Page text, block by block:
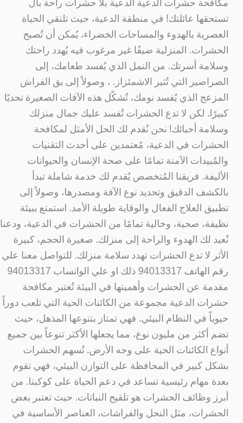
مكافحة حشرات الدعية الدعية بلا حشرات راحة بال
تستحقها عائلتك! في منطقة الدعية، حيث تلتقي الحياة
العصرية بالهدوء والمساحات الخضراء، يُمكن أن تُصبح
الحشرات. المنزلية ضيفًا غير مرغوب فيه يُهدد راحتك
وسلامة أسرتك. من النمل الذي يُفسد طعامك، إلى
الصراصير التي تُثير الاشمئزاز. ، وصولاً إلى بق الفراش
المزعج الذي يُفسد نومك، تُشكّل هذه الآفات الصغيرة تحديًا
كبيرًا. لكن لا تدع الحشرات تُفسد عليك جمال منزلك
وسلامة أحبائك! نحن نُقدم لك الحل الأمثل لمكافحة
الحشرات في الدعية، مُعتمدين على أحدث التقنيات
والمُبيدات الآمنة تمامًا على صحة الإنسان والحيوانات
الأليفة. فريقنا المُتخصص يُقدم لك خدمة شاملة تبدأ
بالكشف الدقيق وتحديد نوع الآفة ومصدرها، وصولاً إلى
تطبيق العلاج الفعال والوقاية طويلة الأمد. استمتع ببيئة
نظيفة، صحية، وخالية تمامًا من الحشرات في الدعية، ودعنا
نُعيد لك الهدوء والراحة إلى منزلك. صغيرة الحجم، كبيرة
الأثر لا تدع الحشرات تهدد سلامة منزلك. للتواصل معنا علي
رقم الهاتف 94013317 ذلك او علي الواتساب 94013317
مقدمة عن الحشرات وأهميتها في البيئة تُعتبر مكافحة
حشرات الدعية مجموعة من الكائنات الحية التي تلعب دوراً
حيوياً في النظام البيئي. فهي تمتاز بتنوعها المذهل، حيث
تضم أكثر من مليون نوع، مما يجعلها الأكثر تنوعاً بين جميع
أنواع الكائنات الحية على وجه الأرض. تُسهم الحشرات
بشكل كبير في المحافظة على التوازن البيئي، فهي تقوم
بعدة مهام رئيسية تساعد في دعم الحياة على كوكبنا. من
أبرز وظائف الحشرات هو تلقيح النباتات. حيث تعتبر بعض
الحشرات، مثل النحل والفراشات، العناصر الأساسية في